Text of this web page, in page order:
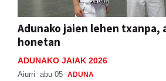
Adunako jaien lehen txanpa,
honetan
ADUNAKO JAIAK 2026
Aiurri abu 05 ADUNA